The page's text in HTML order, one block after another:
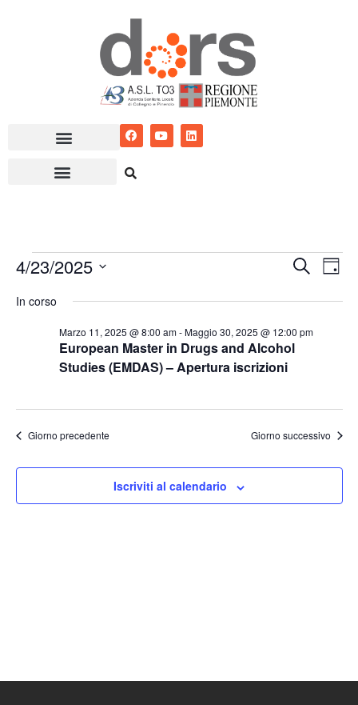
Eventi
e
viste
Cerca
4/23/2025
la
In corso
European Master in Drugs and Alcohol
Studies (EMDAS) – Apertura iscrizioni
Marzo 11, 2025 @ 8:00 am-Maggio 30, 2025 @ 12:00 pm
Giorno precedente Giorno successivo
Iscriviti al calendario